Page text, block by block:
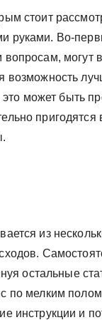
стоит
руками. Во-
могут
возможность
может быть
из
остальные
по мелким
инструкции и